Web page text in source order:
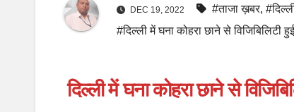
DEC 19, 2022 #ताजा ख़बर,
#दिल्ली में घना कोहरा छाने से विजिबिलिटी
दिल्ली में घना कोहरा छाने से